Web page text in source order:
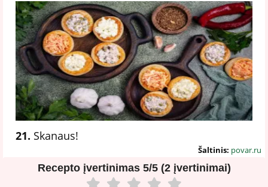
21. Skanaus!
Šaltinis: povar.ru
Recepto įvertinimas 5/5 (2 įvertinimai)